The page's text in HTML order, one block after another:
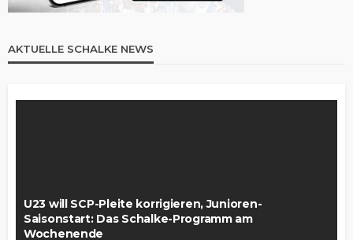
AKTUELLE SCHALKE NEWS
U23 will SCP-Pleite korrigieren, Junioren-
Saisonstart: Das Schalke-Programm am
Wochenende